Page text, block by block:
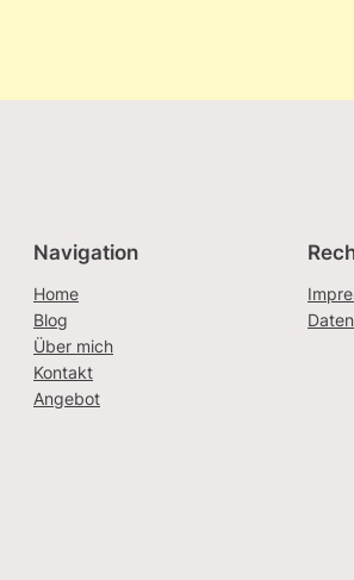
Navigation
Home
Blog
Über mich
Kontakt
Angebot